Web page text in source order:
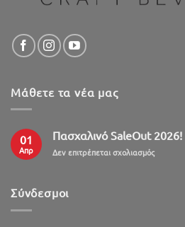
Μάθετε τα νέα μας
01
Απρ
Πασχαλινό SaleOut 2026!
Δεν επιτρέπεται σχολιασμόςστο
Σύνδεσμοι